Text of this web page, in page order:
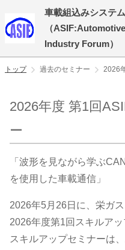
車載組込みシステ
（
Industry Forum）
トップ 過去のセミナー 2026
2026年度 第1回
ー
「波形を見ながら学ぶ
を使用した車載通信」
2026年5月26日に、栄ガ
2026年度第1回スキルア
スキルアップセミナーは